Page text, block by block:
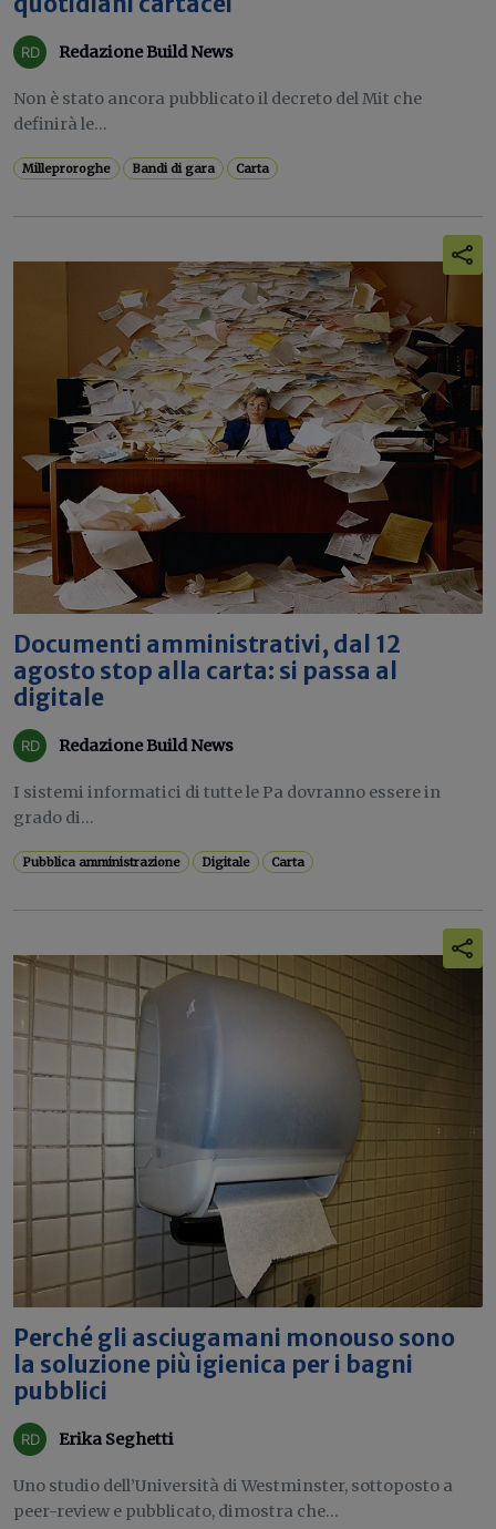
Redazione Build News
Non è stato ancora pubblicato il decreto del Mit che
definirà le...
Milleproroghe Bandi di gara Carta
Documenti amministrativi, dal 12
agosto stop alla carta: si passa al
digitale
Redazione Build News
I sistemi informatici di tutte le Pa dovranno essere in
grado di...
Pubblica amministrazione Digitale Carta
Perché gli asciugamani monouso sono
la soluzione più igienica per i bagni
pubblici
Erika Seghetti
Uno studio dell’Università di Westminster, sottoposto a
peer-review e pubblicato, dimostra che...